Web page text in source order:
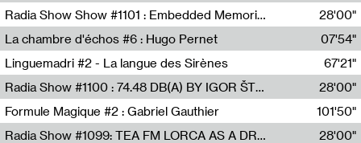
Pierre Henry,Gérôme Guibert
Radia Show Show #1101 : Embedded Memories by Jimmy Peggie / radioart106
Jimmy Peggie,radioart106
28'00"
La chambre d'échos #6 : Hugo Pernet
Revue Les Chambres,Hugo Pernet
07'54"
Linguemadri #2 - La langue des Sirènes
Meris Angioletti
67'21"
Radia Show #1100 : 74.48 DB(A) BY IGOR ŠTROMAJER FOR RADIO X
radio x
28'00"
Formule Magique #2 : Gabriel Gauthier
Nathalie Lacroix,Gabriel Gauthier
101'50"
Radia Show #1099: TEA FM LORCA AS A DREAM
28'00"